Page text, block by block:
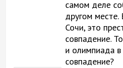
самом деле
другом
Сочи, это
совпадение.
и олимпиада
совпадение?